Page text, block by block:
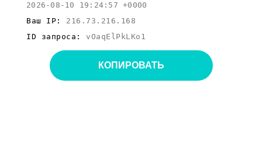
2026-08-10 19:24:57 +0000
Ваш IP: 216.73.216.168
ID запроса: vOaqElPkLKo1
КОПИРОВАТЬ